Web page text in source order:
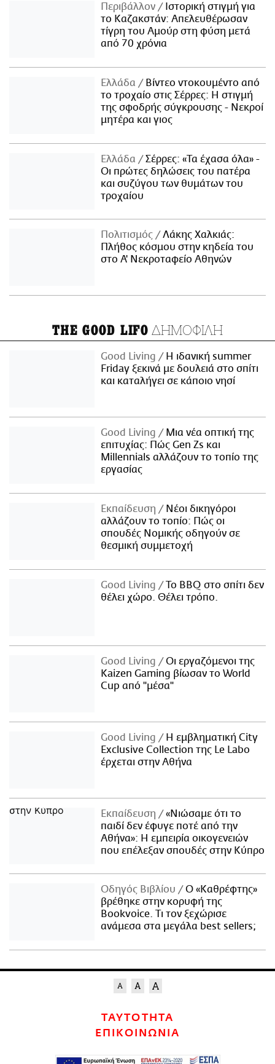
Περιβάλλον
Ιστορική στιγμή για
το Καζακστάν: Απελευθέρωσαν
τίγρη του Αμούρ στη φύση μετά
από 70 χρόνια
Ελλάδα
Βίντεο ντοκουμέντο από
το τροχαίο στις Σέρρες: Η στιγμή
της σφοδρής σύγκρουσης - Νεκροί
μητέρα και γιος
Ελλάδα
Σέρρες: «Τα έχασα όλα» -
Οι πρώτες δηλώσεις του πατέρα
και συζύγου των θυμάτων του
τροχαίου
Πολιτισμός
Λάκης Χαλκιάς:
Πλήθος κόσμου στην κηδεία του
στο Α' Νεκροταφείο Αθηνών
THE GOOD LIFO ΔΗΜΟΦΙΛΗ
Good Living
Η ιδανική summer
Friday ξεκινά με δουλειά στο σπίτι
και καταλήγει σε κάποιο νησί
Good Living
Μια νέα οπτική της
επιτυχίας: Πώς Gen Zs και
Millennials αλλάζουν το τοπίο της
εργασίας
Εκπαίδευση
Νέοι δικηγόροι
αλλάζουν το τοπίο: Πώς οι
σπουδές Νομικής οδηγούν σε
θεσμική συμμετοχή
Good Living
Το BBQ στο σπίτι δεν
θέλει χώρο. Θέλει τρόπο.
Good Living
Οι εργαζόμενοι της
Kaizen Gaming βίωσαν το World
Cup από "μέσα"
Good Living
Η εμβληματική City
Exclusive Collection της Le Labo
έρχεται στην Αθήνα
Εκπαίδευση
«Νιώσαμε ότι το
παιδί δεν έφυγε ποτέ από την
Αθήνα»: Η εμπειρία οικογενειών
που επέλεξαν σπουδές στην Κύπρο
Οδηγός Βιβλίου
Ο «Καθρέφτης»
βρέθηκε στην κορυφή της
Bookvoice. Τι τον ξεχώρισε
ανάμεσα στα μεγάλα best sellers;
ΤΑΥΤΟΤΗΤΑ
ΕΠΙΚΟΙΝΩΝΙΑ